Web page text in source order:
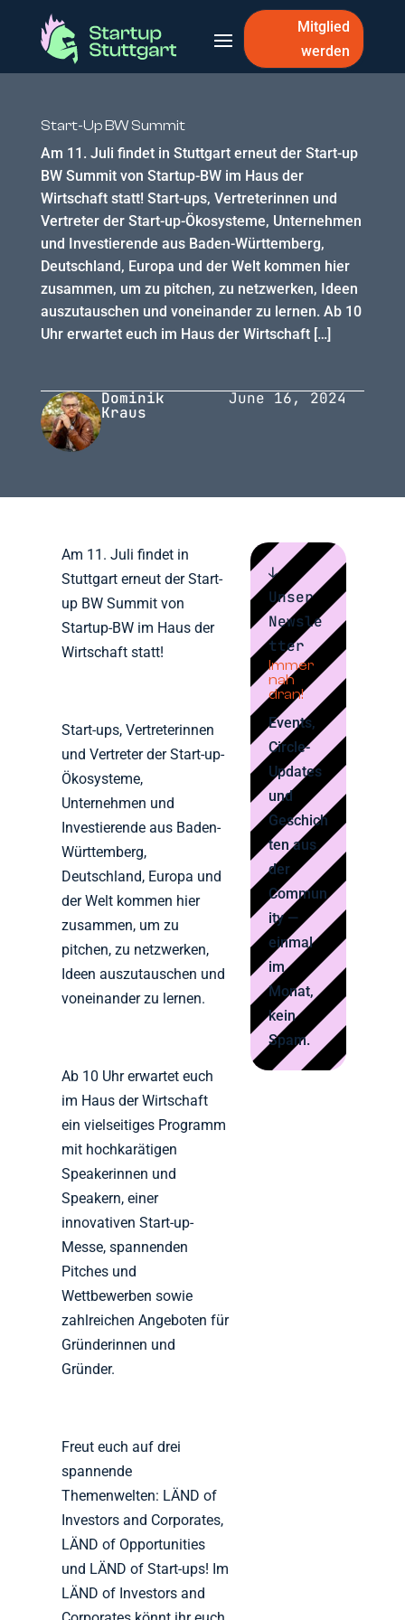
Mitglied
werden
Start-Up BW Summit
Am 11. Juli findet in Stuttgart erneut der Start-up
BW Summit von Startup-BW im Haus der
Wirtschaft statt! Start-ups, Vertreterinnen und
Vertreter der Start-up-Ökosysteme, Unternehmen
und Investierende aus Baden-Württemberg,
Deutschland, Europa und der Welt kommen hier
zusammen, um zu pitchen, zu netzwerken, Ideen
auszutauschen und voneinander zu lernen. Ab 10
Uhr erwartet euch im Haus der Wirtschaft […]
Dominik
Kraus
June 16, 2024
Am 11. Juli findet in
Stuttgart erneut der Start-
up BW Summit von
Startup-BW im Haus der
Wirtschaft statt!
Start-ups, Vertreterinnen
und Vertreter der Start-up-
Ökosysteme,
Unternehmen und
Investierende aus Baden-
Württemberg,
Deutschland, Europa und
der Welt kommen hier
zusammen, um zu
pitchen, zu netzwerken,
Ideen auszutauschen und
voneinander zu lernen.
Ab 10 Uhr erwartet euch
im Haus der Wirtschaft
ein vielseitiges Programm
mit hochkarätigen
Speakerinnen und
Speakern, einer
innovativen Start-up-
Messe, spannenden
Pitches und
Wettbewerben sowie
zahlreichen Angeboten für
Gründerinnen und
Gründer.
Freut euch auf drei
spannende
Themenwelten: LÄND of
Investors and Corporates,
LÄND of Opportunities
und LÄND of Start-ups! Im
LÄND of Investors and
↓
Unser
Newsle
tter
Immer
nah
dran!
Events,
Circle-
Updates
und
Geschich
ten aus
der
Commun
ity —
einmal
im
Monat,
kein
Spam.